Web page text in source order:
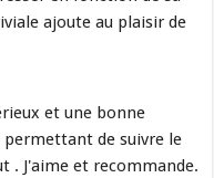
ajoute au plaisir de
et une bonne
de suivre le
. J'aime et recommande.